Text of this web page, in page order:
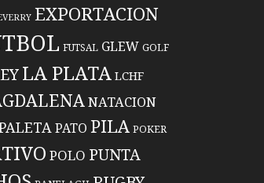
EXPORTACION
FUTSAL GLEW GOLF
LA PLATA LCHF
NATACION
PATO PILA POKER
POLO PUNTA